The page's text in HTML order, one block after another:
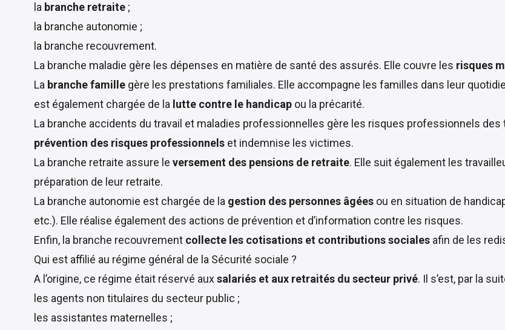
la branche retraite ;
la branche autonomie ;
la branche recouvrement.
La branche maladie gère les dépenses en matière de santé des assurés. Elle couvre les risques
La branche famille gère les prestations familiales. Elle accompagne les familles dans leur
est également chargée de la lutte contre le handicap ou la précarité.
La branche accidents du travail et maladies professionnelles gère les risques professionnels des
prévention des risques professionnels et indemnise les victimes.
La branche retraite assure le versement des pensions de retraite. Elle suit également les
préparation de leur retraite.
La branche autonomie est chargée de la gestion des personnes âgées ou en situation de
etc.). Elle réalise également des actions de prévention et d’information contre les risques.
Enfin, la branche recouvrement collecte les cotisations et contributions sociales afin de les
Qui est affilié au régime général de la Sécurité sociale ?
A l’origine, ce régime était réservé auxsalariés et aux retraités du secteur privé. Il s’est, par la
les agents non titulaires du secteur public ;
les assistantes maternelles ;